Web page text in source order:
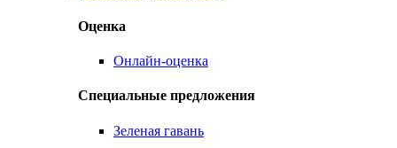
Оценка
Онлайн-оценка
Специальные предложения
Зеленая гавань